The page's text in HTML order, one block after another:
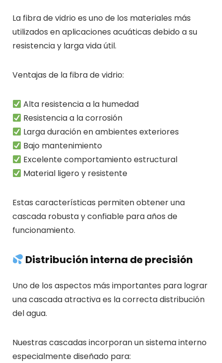
La fibra de vidrio es uno de los materiales más
utilizados en aplicaciones acuáticas debido a su
resistencia y larga vida útil.
Ventajas de la fibra de vidrio:
Alta resistencia a la humedad
Resistencia a la corrosión
Larga duración en ambientes exteriores
Bajo mantenimiento
Excelente comportamiento estructural
Material ligero y resistente
Estas características permiten obtener una
cascada robusta y confiable para años de
funcionamiento.
Distribución interna de precisión
Uno de los aspectos más importantes para lograr
una cascada atractiva es la correcta distribución
del agua.
Nuestras cascadas incorporan un sistema interno
especialmente diseñado para: